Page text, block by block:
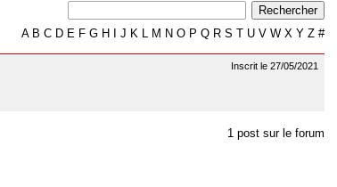
AB C D E F G H J K L M N O P Q R S T U V W X Y Z #
Inscrit le 27/05/2021
1 post sur le forum